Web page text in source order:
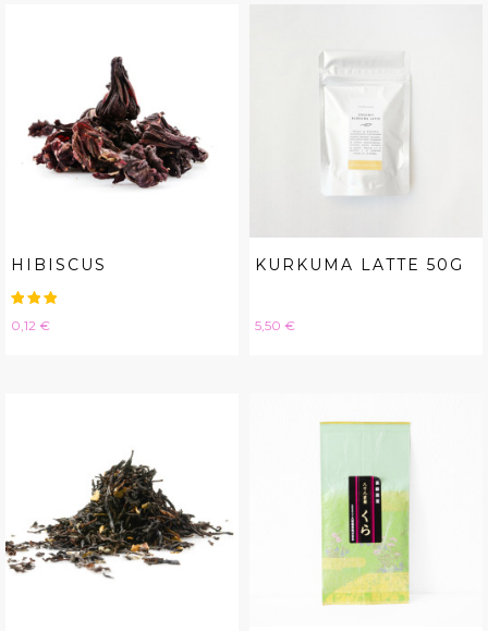
HIBISCUS
Hinta
0,12 €
KURKUMA LATTE 50G
Hinta
5,50 €